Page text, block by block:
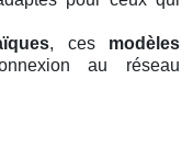
, ces modèles
au réseau